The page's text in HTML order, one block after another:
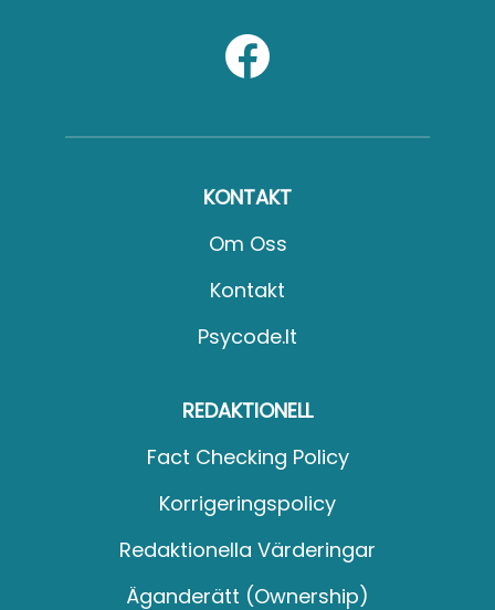
KONTAKT
Om Oss
Kontakt
Psycode.it
REDAKTIONELL
Fact Checking Policy
Korrigeringspolicy
Redaktionella Värderingar
Äganderätt (Ownership)